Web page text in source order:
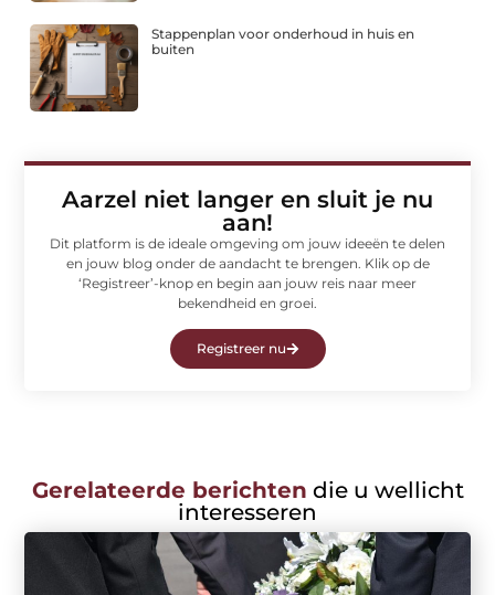
Stappenplan voor onderhoud in huis en
buiten
Aarzel niet langer en sluit je nu
aan!
Dit platform is de ideale omgeving om jouw ideeën te delen
en jouw blog onder de aandacht te brengen. Klik op de
‘Registreer’-knop en begin aan jouw reis naar meer
bekendheid en groei.
Registreer nu
Gerelateerde berichten die u wellicht
interesseren